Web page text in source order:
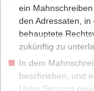
Nach dem Scheitern
sprichwörtliche Ball
portugiesischen
zwischen den
allerdings fraglich.
Portugiesen
ein
den Adressaten,
behauptete
zukünftig zu
In dem
beschrieben, und
Unter Setzung